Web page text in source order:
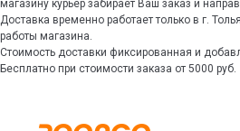
магазину курьер забирает Ваш заказ и
Доставка временно работает только в г.
работы магазина.
Стоимость доставки фиксированная и
Бесплатно при стоимости заказа от 5000 руб.